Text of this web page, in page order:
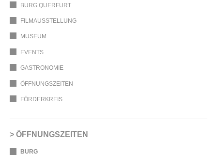
BURG QUERFURT
FILMAUSSTELLUNG
MUSEUM
EVENTS
GASTRONOMIE
ÖFFNUNGSZEITEN
FÖRDERKREIS
ÖFFNUNGSZEITEN
BURG